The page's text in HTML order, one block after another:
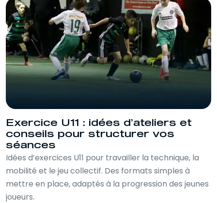
Exercice U11 : idées d’ateliers et
conseils pour structurer vos
séances
Idées d’exercices U11 pour travailler la technique, la
mobilité et le jeu collectif. Des formats simples à
mettre en place, adaptés à la progression des jeunes
joueurs.